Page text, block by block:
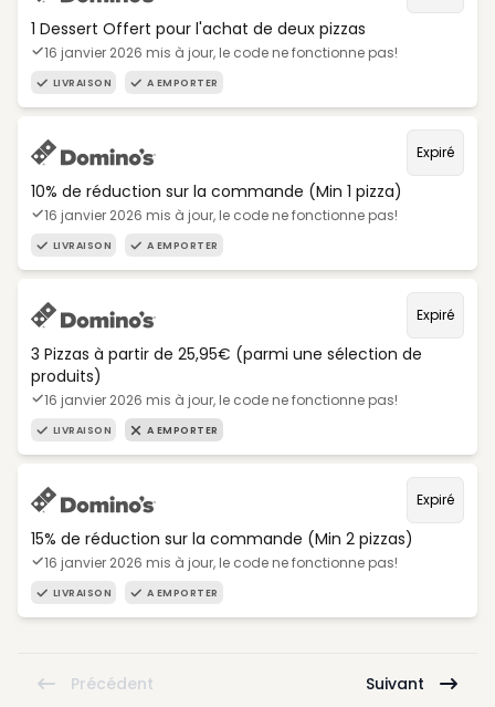
1 Dessert Offert pour l'achat de deux pizzas
16 janvier 2026 mis à jour, le code ne fonctionne pas!
LIVRAISON A EMPORTER
Expiré
10% de réduction sur la commande (Min 1 pizza)
16 janvier 2026 mis à jour, le code ne fonctionne pas!
LIVRAISON A EMPORTER
Expiré
3 Pizzas à partir de 25,95€ (parmi une sélection de
produits)
16 janvier 2026 mis à jour, le code ne fonctionne pas!
LIVRAISON A EMPORTER
Expiré
15% de réduction sur la commande (Min 2 pizzas)
16 janvier 2026 mis à jour, le code ne fonctionne pas!
LIVRAISON A EMPORTER
Précédent Suivant